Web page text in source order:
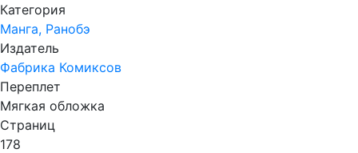
Категория
Манга, Ранобэ
Издатель
Фабрика Комиксов
Переплет
Мягкая обложка
Страниц
178